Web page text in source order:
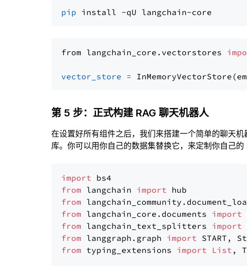
pip
from langchain_core.vectorstores
vector_store =
第 5 步：正式构建 RAG 聊天机器人
在设置好所有组件之后，我们来搭建一个简单的聊天机
库。你可以用你自己的数据集替换它，来定制你自己的
import
from langchain import
from
from langchain_core.documents import
from langchain_text_splitters import
from langgraph.graph import
from typing_extensions import List ,